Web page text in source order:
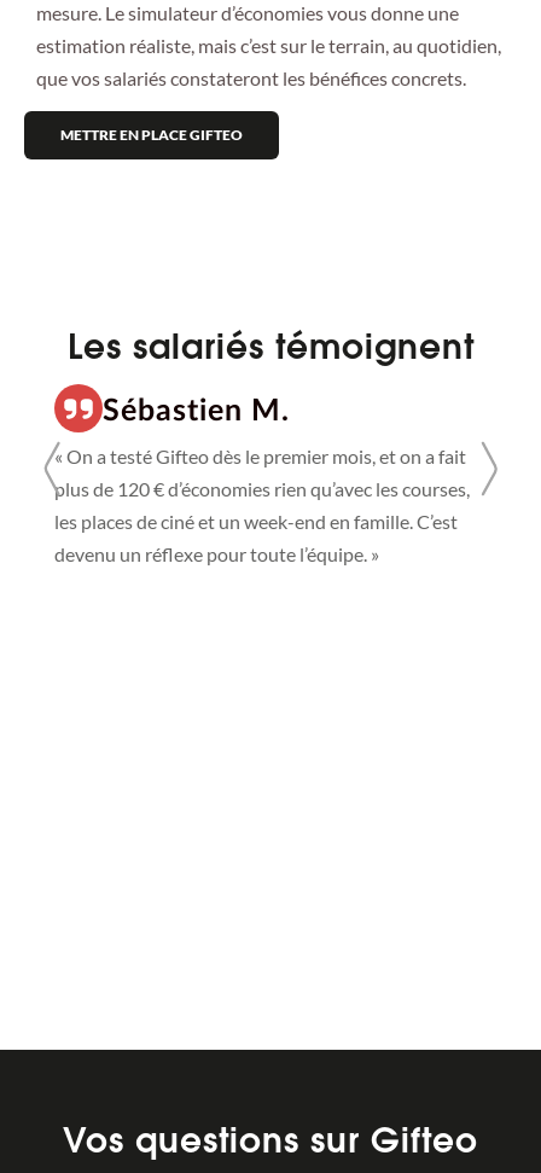
mesure. Le simulateur d’économies vous donne une
estimation réaliste, mais c’est sur le terrain, au quotidien,
que vos salariés constateront les bénéfices concrets.
METTRE EN PLACE GIFTEO
Les salariés témoignent
Sébastien M.
« On a testé Gifteo dès le premier mois, et on a fait
plus de 120 € d’économies rien qu’avec les courses,
les places de ciné et un week-end en famille. C’est
devenu un réflexe pour toute l’équipe. »
Vos questions sur Gifteo